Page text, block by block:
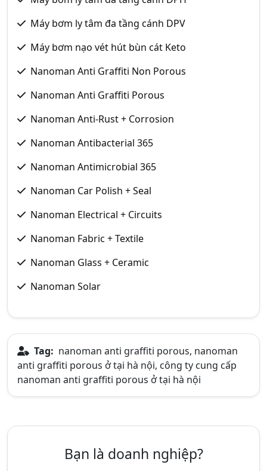
Máy bơm ly tâm đa tầng cánh DPV
Máy bơm nạo vét hút bùn cát Keto
Nanoman Anti Graffiti Non Porous
Nanoman Anti Graffiti Porous
Nanoman Anti-Rust + Corrosion
Nanoman Antibacterial 365
Nanoman Antimicrobial 365
Nanoman Car Polish + Seal
Nanoman Electrical + Circuits
Nanoman Fabric + Textile
Nanoman Glass + Ceramic
Nanoman Solar
Tag: nanoman anti graffiti porous, nanoman
anti graffiti porous ở tại hà nội, công ty cung cấp
nanoman anti graffiti porous ở tại hà nội
Bạn là doanh nghiệp?